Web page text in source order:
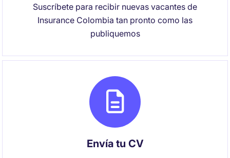
Suscríbete para recibir nuevas vacantes de
Insurance Colombia tan pronto como las
publiquemos
Envía tu CV